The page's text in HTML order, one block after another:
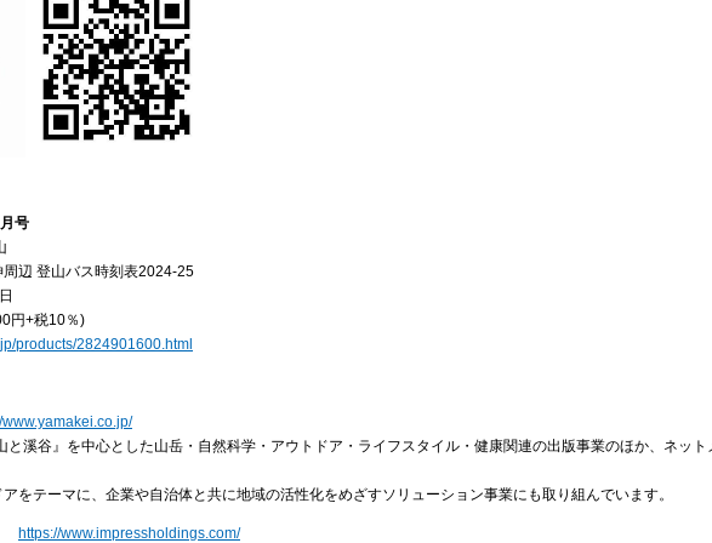
号
辺 登山バス時刻表2024-25
円+税10％)
products/2824901600.html
www.yamakei.co.jp/
と溪谷』を中心とした山岳・自然科学・アウトドア・ライフスタイル・健康関連の出版事業のほか、ネット
をテーマに、企業や自治体と共に地域の活性化をめざすソリューション事業にも取り組んでいます。
https://www.impressholdings.com/